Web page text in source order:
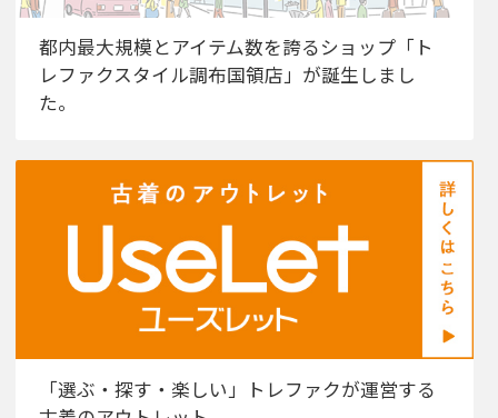
都内最大規模とアイテム数を誇るショップ「ト
レファクスタイル調布国領店」が誕生しまし
た。
「選ぶ・探す・楽しい」トレファクが運営する